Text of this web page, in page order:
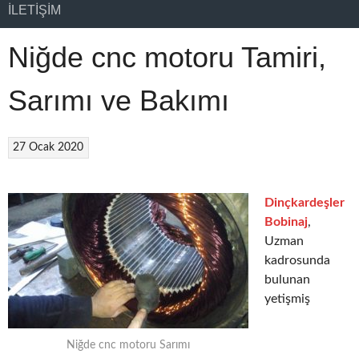
İLETIŞIM
Niğde cnc motoru Tamiri,
Sarımı ve Bakımı
27 Ocak 2020
Niğde cnc motoru Sarımı
Dinçkardeşler
Bobinaj,
Uzman
kadrosunda
bulunan
yetişmiş